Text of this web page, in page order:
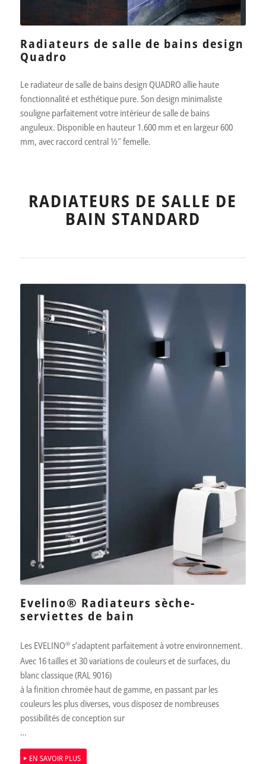
Radiateurs de salle de bains design
Quadro
Le radiateur de salle de bains design QUADRO allie haute
fonctionnalité et esthétique pure. Son design minimaliste
souligne parfaitement votre intérieur de salle de bains
anguleux. Disponible en hauteur 1.600 mm et en largeur 600
mm, avec raccord central 1⁄2″ femelle.
RADIATEURS DE SALLE DE
BAIN STANDARD
Evelino® Radiateurs sèche-
serviettes de bain
Les EVELINO®s’adaptent parfaitement à votre environnement.
Avec 16 tailles et 30 variations de couleurs et de surfaces, du
blanc classique (RAL 9016)
à la finition chromée haut de gamme, en passant par les
couleurs les plus diverses, vous disposez de nombreuses
possibilités de conception sur
…
EN SAVOIR PLUS